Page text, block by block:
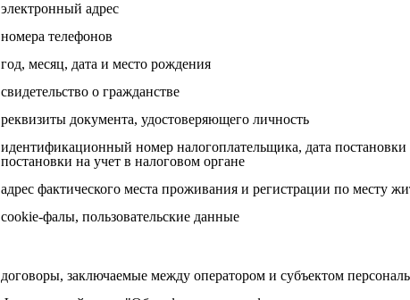
электронный адрес
номера телефонов
год, месяц, дата и место рождения
свидетельство о гражданстве
реквизиты документа, удостоверяющего личность
идентификационный номер налогоплательщика, дата постановки
постановки на учет в налоговом органе
адрес фактического места проживания и регистрации по месту
cookie-фалы, пользовательские данные
договоры, заключаемые между оператором и субъектом